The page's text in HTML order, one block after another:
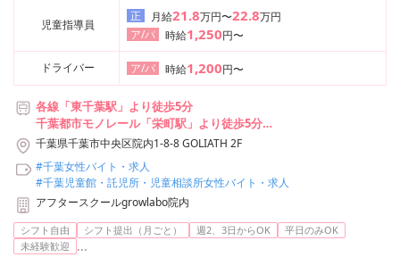
児童指導員
正 月給21.8万円〜22.8万円
ア/パ
時給1,250円〜
ドライバー ア/パ 時給1,200円〜
各線「東千葉駅」より徒歩5分
千葉都市モノレール「栄町駅」より徒歩5分
各線「千葉駅」より徒歩14分
千葉県千葉市中央区院内1-8-8 GOLIATH 2F
#千葉女性バイト・求人
#千葉児童館・託児所・児童相談所女性バイト・求人
アフタースクールgrowlabo院内
シフト自由 シフト提出（月ごと） 週2、3日からOK
平日のみOK
未経験歓迎
...